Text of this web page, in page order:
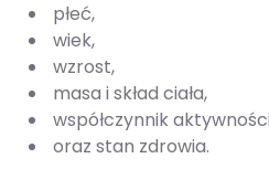
płeć,
wiek,
wzrost,
masa i skład ciała,
współczynnik
oraz stan zdrowia.